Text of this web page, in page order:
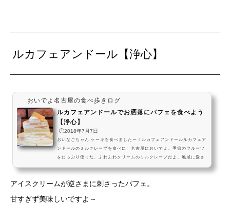
ルカフェアンドール【浄心】
おいでよ名古屋の食べ歩きログ
ルカフェアンドールでお洒落にパフェを食べよう
【浄心】
🕒️2018年7月7日
おいなごちゃん ケーキを食べましたー！ルカフェアンドールルカフェア
ンドールのミルクレープを食べに、名古屋においでよ。季節のフルーツ
をたっぷり使った、ふわふわクリームのミルクレープだよ。地域に愛さ
C— おいでよ名古屋@おいなご (@oinagoya) September 18, 2024 Le
Cafe Andoll(ルカフェアンドール)は、名古屋市営地下鉄鶴舞線の浄心駅
イムはパフェなどが楽し...
アイスクリームが逆さまに刺さったパフェ。
甘すぎず美味しいですよ～